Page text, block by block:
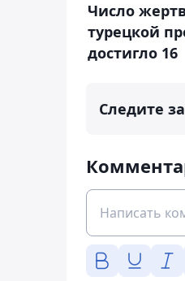
Число
турецкой
достигло 16
Следите